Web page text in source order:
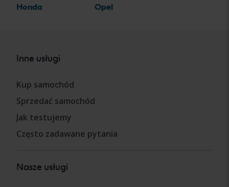
Honda
Opel
Inne usługi
Kup samochód
Sprzedać samochód
Jak testujemy
Często zadawane pytania
Nasze usługi